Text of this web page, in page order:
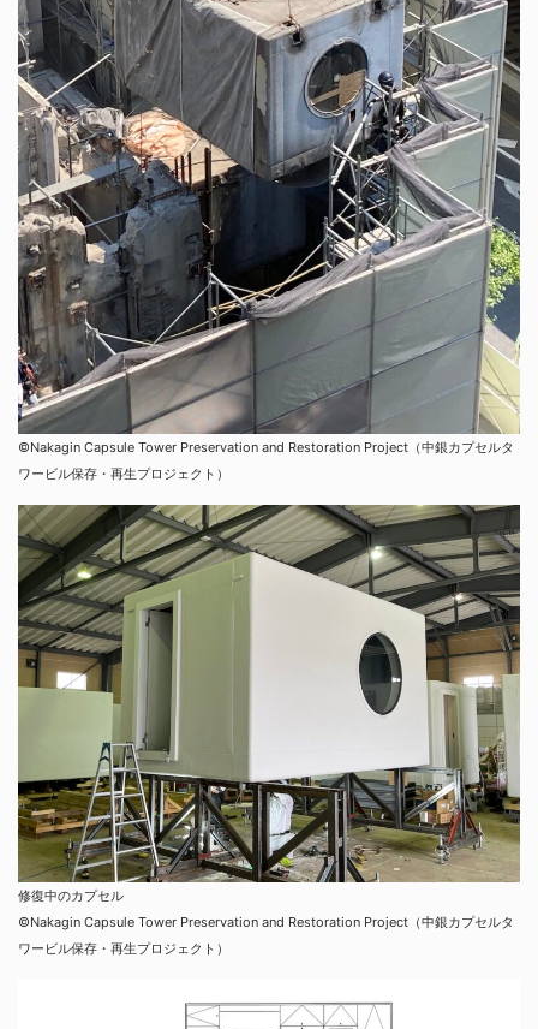
©︎Nakagin Capsule Tower Preservation and Restoration Project（中銀カプセルタ
ワービル保存・再生プロジェクト）
修復中のカプセル
©︎Nakagin Capsule Tower Preservation and Restoration Project（中銀カプセルタ
ワービル保存・再生プロジェクト）